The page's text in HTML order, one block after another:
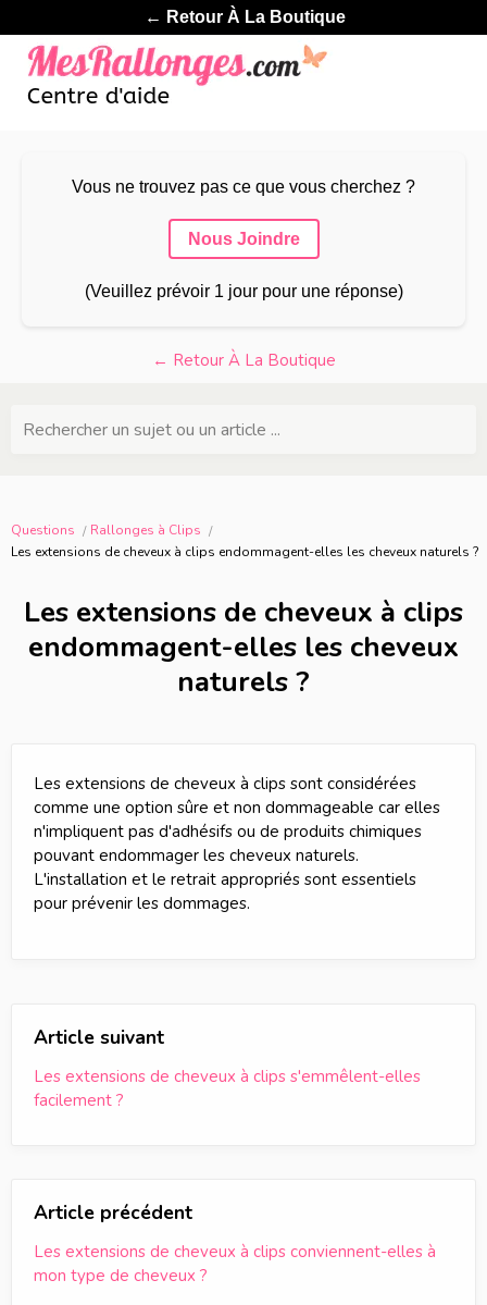
← Retour À La Boutique
Vous ne trouvez pas ce que vous cherchez ?
Nous Joindre
(Veuillez prévoir 1 jour pour une réponse)
← Retour À La Boutique
Rechercher un sujet ou un article ...
Questions
Rallonges à Clips
Les extensions de cheveux à clips endommagent-elles les cheveux naturels ?
Les extensions de cheveux à clips
endommagent-elles les cheveux
naturels ?
Les extensions de cheveux à clips sont considérées
comme une option sûre et non dommageable car elles
n'impliquent pas d'adhésifs ou de produits chimiques
pouvant endommager les cheveux naturels.
L'installation et le retrait appropriés sont essentiels
pour prévenir les dommages.
Article suivant
Les extensions de cheveux à clips s'emmêlent-elles
facilement ?
Article précédent
Les extensions de cheveux à clips conviennent-elles à
mon type de cheveux ?